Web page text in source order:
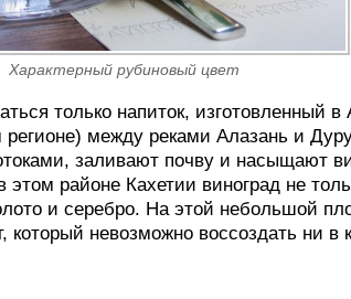
Характерный рубиновый цвет
только напиток, изготовленный в
между реками Алазань и
заливают почву и насыщают
районе Кахетии виноград не
и серебро. На этой небольшой
невозможно воссоздать ни в